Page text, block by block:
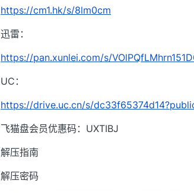
https://cm1.hk/s/8lm0cm
迅雷：
https://pan.xunlei.com/s/
UC：
https://drive.uc.cn/s/
飞猫盘会员优惠码：UXTIBJ
解压指南
解压密码